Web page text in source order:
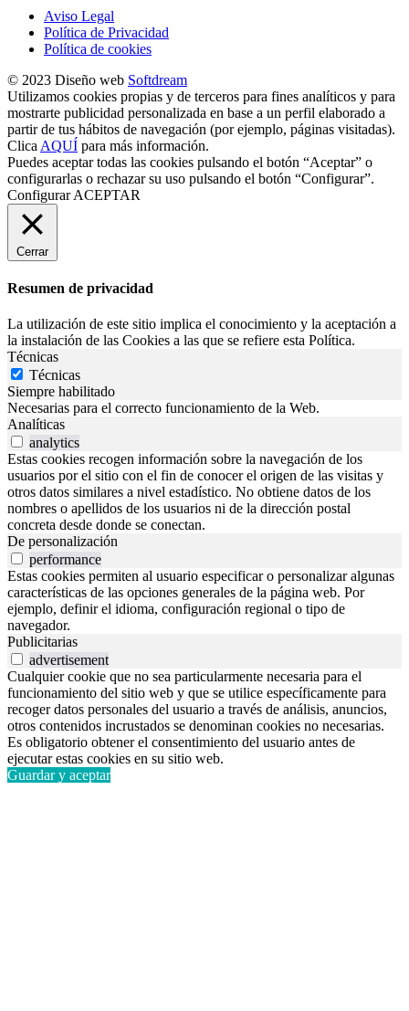
Aviso Legal
Política de Privacidad
Política de cookies
© 2023 Diseño web Softdream
Utilizamos cookies propias y de terceros para fines analíticos y para
mostrarte publicidad personalizada en base a un perfil elaborado a
partir de tus hábitos de navegación (por ejemplo, páginas visitadas).
Clica AQUÍ para más información.
Puedes aceptar todas las cookies pulsando el botón “Aceptar” o
configurarlas o rechazar su uso pulsando el botón “Configurar”.
Configurar ACEPTAR
Cerrar
Resumen de privacidad
La utilización de este sitio implica el conocimiento y la aceptación a
la instalación de las Cookies a las que se refiere esta Política.
Técnicas
Técnicas
Siempre habilitado
Necesarias para el correcto funcionamiento de la Web.
Analíticas
analytics
Estas cookies recogen información sobre la navegación de los
usuarios por el sitio con el fin de conocer el origen de las visitas y
otros datos similares a nivel estadístico. No obtiene datos de los
nombres o apellidos de los usuarios ni de la dirección postal
concreta desde donde se conectan.
De personalización
performance
Estas cookies permiten al usuario especificar o personalizar algunas
características de las opciones generales de la página web. Por
ejemplo, definir el idioma, configuración regional o tipo de
navegador.
Publicitarias
advertisement
Cualquier cookie que no sea particularmente necesaria para el
funcionamiento del sitio web y que se utilice específicamente para
recoger datos personales del usuario a través de análisis, anuncios,
otros contenidos incrustados se denominan cookies no necesarias.
Es obligatorio obtener el consentimiento del usuario antes de
ejecutar estas cookies en su sitio web.
Guardar y aceptar